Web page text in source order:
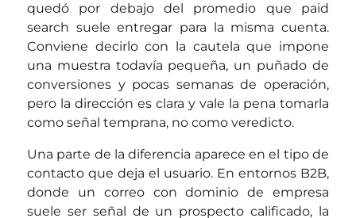
quedó por debajo del promedio que paid
search suele entregar para la misma cuenta.
Conviene decirlo con la cautela que impone
una muestra todavía pequeña, un puñado de
conversiones y pocas semanas de operación,
pero la dirección es clara y vale la pena tomarla
como señal temprana, no como veredicto.
Una parte de la diferencia aparece en el tipo de
contacto que deja el usuario. En entornos B2B,
donde un correo con dominio de empresa
suele ser señal de un prospecto calificado, la